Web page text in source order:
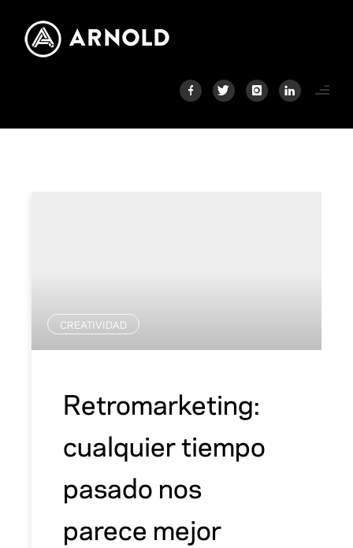
CREATIVIDAD
Retromarketing:
cualquier tiempo
pasado nos
parece mejor